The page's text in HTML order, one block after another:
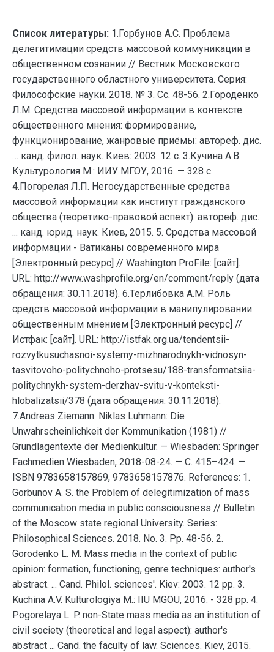
Список литературы: 1.Горбунов А.С. Проблема
делегитимации средств массовой коммуникации в
общественном сознании // Вестник Московского
государственного областного университета. Серия:
Философские науки. 2018. № 3. Сс. 48-56. 2.Городенко
Л.М. Средства массовой информации в контексте
общественного мнения: формирование,
функционирование, жанровые приёмы: автореф. дис.
… канд. филол. наук. Киев: 2003. 12 с. 3.Кучина А.В.
Культурология М.: ИИУ МГОУ, 2016. — 328 с.
4.Погорелая Л.П. Негосударственные средства
массовой информации как институт гражданского
общества (теоретико-правовой аспект): автореф. дис.
... канд. юрид. наук. Киев, 2015. 5. Средства массовой
информации - Ватиканы современного мира
[Электронный ресурс] // Washington ProFile: [сайт].
URL: http://www.washprofile.org/en/comment/reply (дата
обращения: 30.11.2018). 6.Терлибовка А.М. Роль
средств массовой информации в манипулировании
общественным мнением [Электронный ресурс] //
Истфак: [сайт]. URL: http://istfak.org.ua/tendentsii-
rozvytkusuchasnoi-systemy-mizhnarodnykh-vidnosyn-
tasvitovoho-politychnoho-protsesu/188-transformatsiia-
politychnykh-system-derzhav-svitu-v-konteksti-
hlobalizatsii/378 (дата обращения: 30.11.2018).
7.Andreas Ziemann. Niklas Luhmann: Die
Unwahrscheinlichkeit der Kommunikation (1981) //
Grundlagentexte der Medienkultur. — Wiesbaden: Springer
Fachmedien Wiesbaden, 2018-08-24. — С. 415–424. —
ISBN 9783658157869, 9783658157876. References: 1.
Gorbunov A. S. the Problem of delegitimization of mass
communication media in public consciousness // Bulletin
of the Moscow state regional University. Series:
Philosophical Sciences. 2018. No. 3. Pp. 48-56. 2.
Gorodenko L. M. Mass media in the context of public
opinion: formation, functioning, genre techniques: author's
abstract. ... Cand. Philol. sciences'. Kiev: 2003. 12 pp. 3.
Kuchina A.V. Kulturologiya M.: IIU MGOU, 2016. - 328 pp. 4.
Pogorelaya L. P. non-State mass media as an institution of
civil society (theoretical and legal aspect): author's
abstract ... Cand. the faculty of law. Sciences. Kiev, 2015.